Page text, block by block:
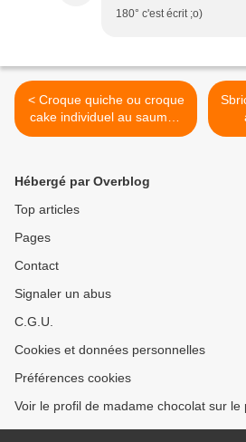
180° c'est écrit ;o)
< Croque quiche ou croque
cake individuel au saumon
fumé
Hébergé par Overblog
Top articles
Pages
Contact
Signaler un abus
C.G.U.
Cookies et données personnelles
Préférences cookies
Voir le profil de madame chocolat sur le